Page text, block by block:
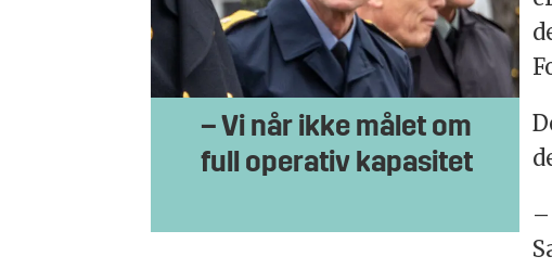
– Vi når ikke målet om
full operativ kapasitet